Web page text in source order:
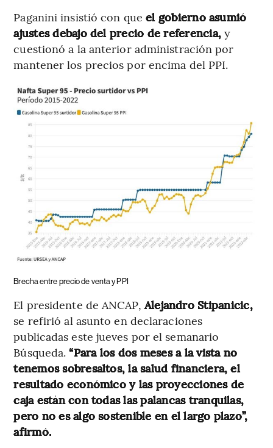
Paganini insistió con que el gobierno asumió
ajustes debajo del precio de referencia,y
cuestionó a la anterior administración por
mantener los precios por encima del PPI.
Brecha entre precio de venta y PPI
El presidente de ANCAP,Alejandro Stipanicic,
se refirió al asunto en declaraciones
publicadas este jueves por el semanario
Búsqueda.“Para los dos meses a la vista no
tenemos sobresaltos, la salud financiera, el
resultado económico y las proyecciones de
caja están con todas las palancas tranquilas,
pero no es algo sostenible en el largo plazo”,
afirmó.